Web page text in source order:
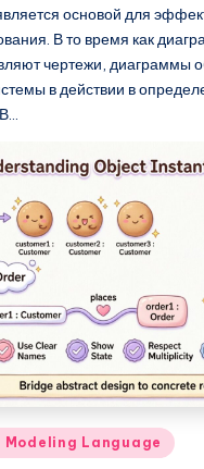
основой для
В то время как
чертежи, диаграммы
в действии в
Modeling Language